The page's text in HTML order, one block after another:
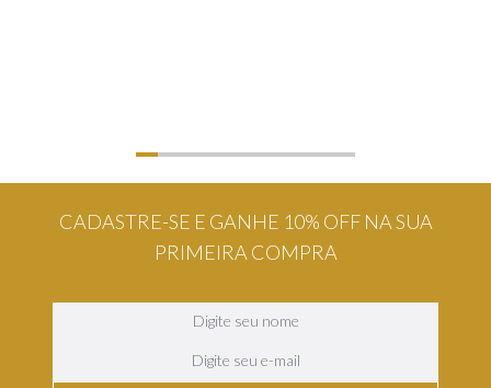
CADASTRE-SE E GANHE 10% OFF NA SUA
PRIMEIRA COMPRA